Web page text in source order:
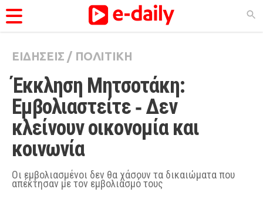
ΚΑΤΗΓΟΡΊΕΣ
Ειδήσεις
Θέματα
Videos
Podcasts
Viral
ΕΙΔΗΣΕΙΣ / ΠΟΛΙΤΙΚΗ
Έκκληση Μητσοτάκη:
Εμβολιαστείτε ‑ Δεν
κλείνουν οικονομία και
κοινωνία
Οι εμβολιασμένοι δεν θα χάσουν τα δικαιώματα που
απέκτησαν με τον εμβολιασμό τους